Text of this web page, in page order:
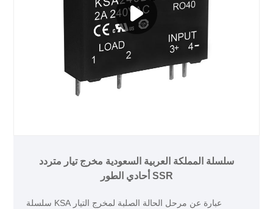
سلسلة المملكة العربية السعودية مخرج تيار متردد
أحادي الطور SSR
سلسلة KSA عبارة عن مرحل الحالة الصلبة لمخرج التيار